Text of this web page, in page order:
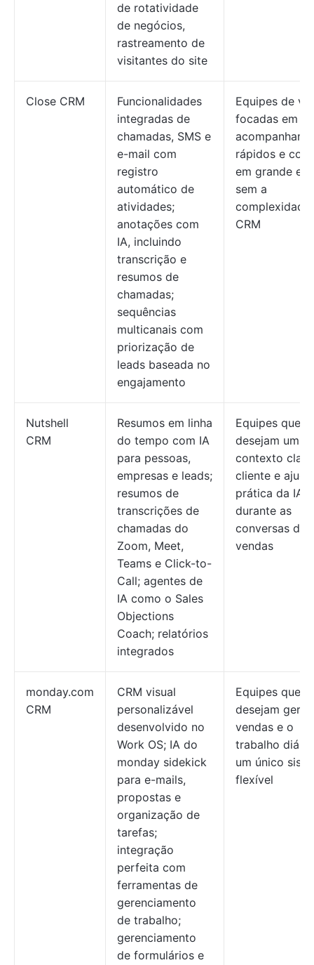
de rotatividade
de negócios,
rastreamento de
visitantes do site
Close CRM
Funcionalidades
integradas de
chamadas, SMS e
e-mail com
registro
automático de
atividades;
anotações com
IA, incluindo
transcrição e
resumos de
chamadas;
sequências
multicanais com
priorização de
leads baseada no
engajamento
Equipes de
focadas em
rápidos e
em grande
sem a
complexidade
CRM
Nutshell
CRM
Resumos em linha
do tempo com IA
para pessoas,
empresas e leads;
resumos de
transcrições de
chamadas do
Zoom, Meet,
Teams e Click-to-
Call; agentes de
IA como o Sales
Objections
Coach; relatórios
integrados
Equipes que
desejam um
contexto
cliente e ajuda
prática da IA
durante as
conversas de
vendas
monday.com
CRM
CRM visual
personalizável
desenvolvido no
Work OS; IA do
monday sidekick
para e-mails,
propostas e
organização de
tarefas;
integração
perfeita com
ferramentas de
gerenciamento
de trabalho;
gerenciamento
de formulários e
Equipes que
desejam
vendas e o
trabalho
um único
flexível